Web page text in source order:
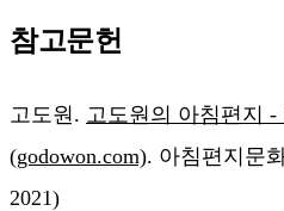
참고문헌
고도원. 고도원의 아침편지 -
(godowon.com). 아침편지문
2021)